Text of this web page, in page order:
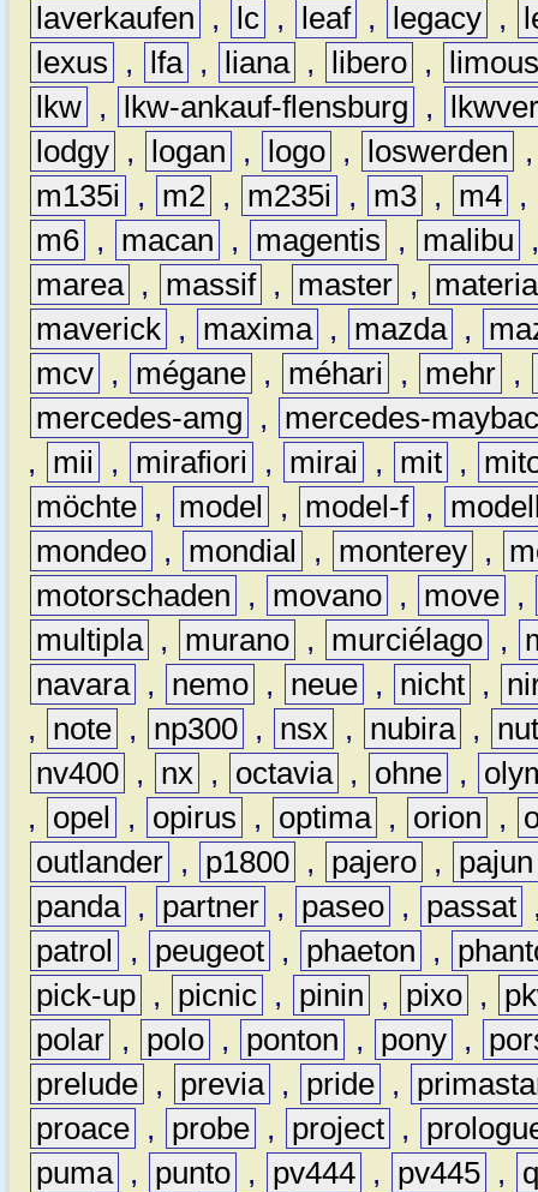
laverkaufen
, lc , leaf , legacy ,
lexus
, lfa , liana , libero ,
lkw , lkw-ankauf-flensburg ,
lodgy , logan , logo , loswerden
m135i
, m2 , m235i , m3 , m4 ,
m6 , macan , magentis , malibu
marea , massif , master ,
materia
maverick , maxima , mazda ,
mcv , mégane , méhari , mehr ,
mercedes-amg
,
mercedes-
,
mii , mirafiori , mirai , mit ,
möchte , model , model-f ,
mondeo , mondial , monterey ,
motorschaden
, movano , move ,
multipla , murano , murciélago ,
navara , nemo , neue , nicht ,
,
note , np300 , nsx , nubira ,
nv400 , nx , octavia , ohne ,
,
opel , opirus , optima , orion ,
outlander , p1800 , pajero ,
pajun
panda , partner , paseo , passat
patrol
, peugeot , phaeton ,
pick-up , picnic , pinin , pixo ,
polar , polo , ponton , pony ,
prelude , previa , pride ,
proace , probe , project ,
puma , punto , pv444 , pv445 ,